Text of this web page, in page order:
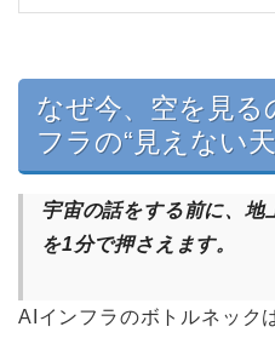
なぜ今、空を見る
フラの“見えない
宇宙の話をする前に、地
を1分で押さえます。
AIインフラのボトルネック